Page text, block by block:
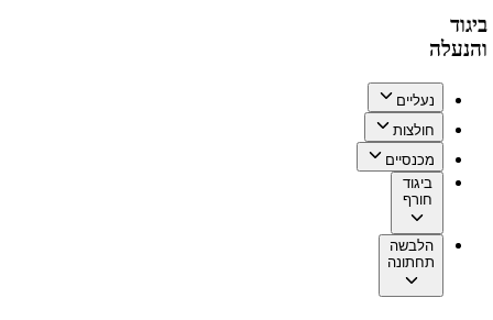
ביגוד
והנעלה
נעליים
חולצות
מכנסיים
ביגוד
חורף
הלבשה
תחתונה